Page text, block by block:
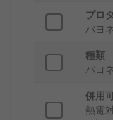
プロ
バヨ
種類
バヨ
併用
熱電